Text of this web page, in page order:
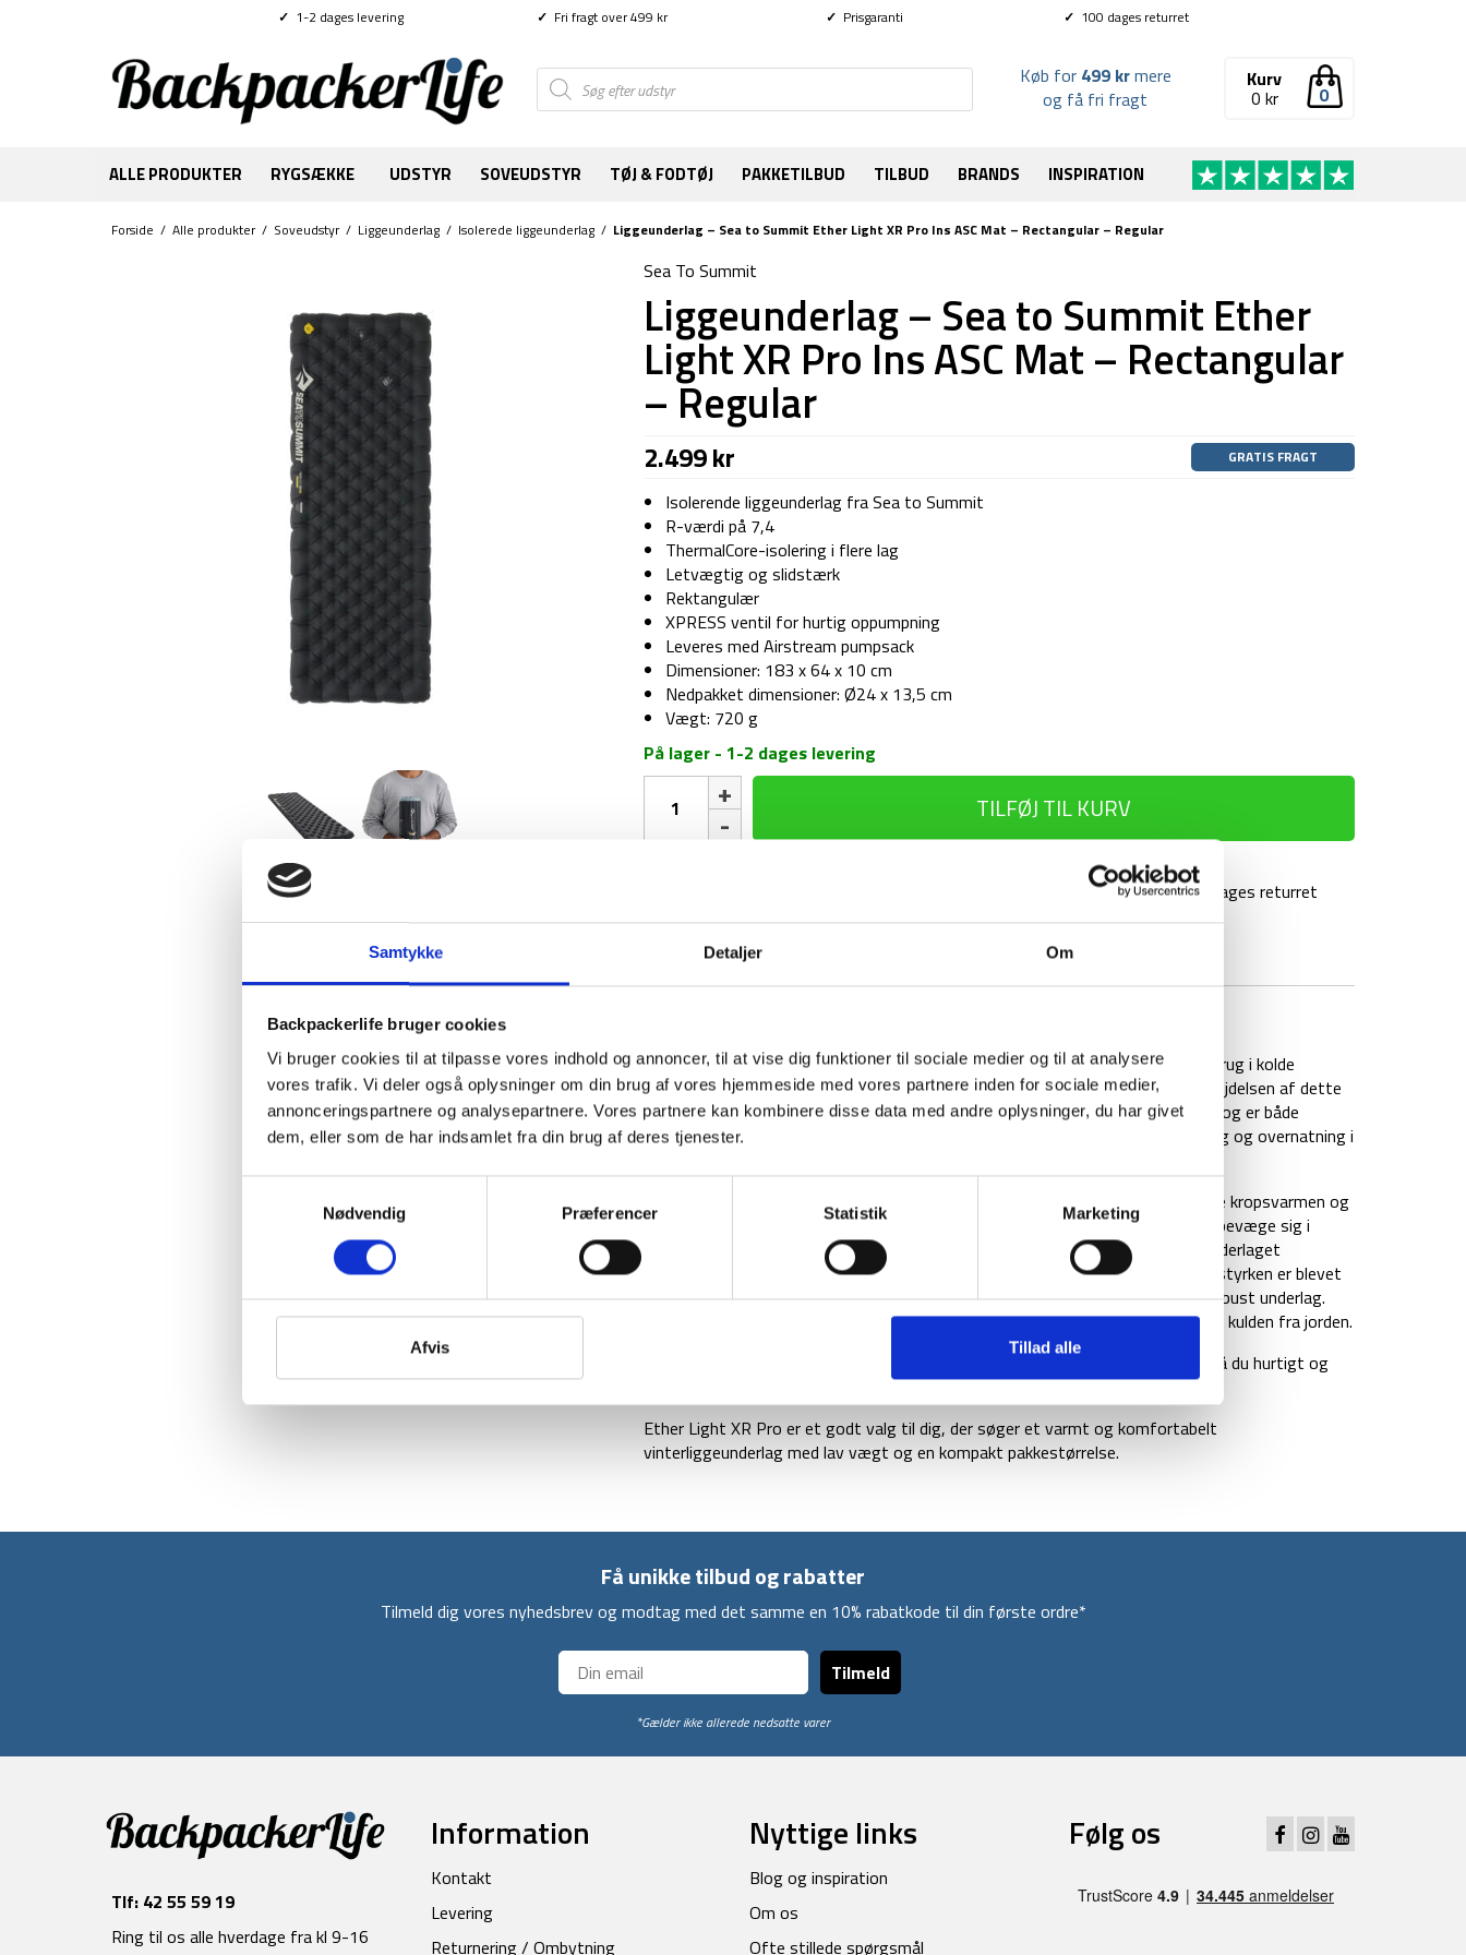
Samtykke Detaljer Om
Backpackerlife bruger cookies
Vi bruger cookies til at tilpasse vores indhold og annoncer, til at vise dig funktioner til sociale medier og til at analysere
vores trafik. Vi deler også oplysninger om din brug af vores hjemmeside med vores partnere inden for sociale medier,
annonceringspartnere og analysepartnere. Vores partnere kan kombinere disse data med andre oplysninger, du har givet
dem, eller som de har indsamlet fra din brug af deres tjenester.
Nødvendig
Præferencer Statistik Marketing
Afvis Tillad alle
✓ 1-2 dages levering ✓ Fri fragt over 499 kr ✓ Prisgaranti ✓ 100 dages returret
Products
search 0
Kurv
0 kr
Køb for 499 krmere
og få fri fragt
ALLE PRODUKTER RYGSÆKKE UDSTYR SOVEUDSTYR TØJ & FODTØJ PAKKETILBUD TILBUD BRANDS INSPIRATION
Forside / Alle produkter/ Soveudstyr/ Liggeunderlag / Isolerede liggeunderlag / Liggeunderlag – Sea to Summit Ether Light XR Pro Ins ASC Mat – Rectangular – Regular
Sea To Summit
Liggeunderlag – Sea to Summit Ether
Light XR Pro Ins ASC Mat – Rectangular
– Regular
2.499kr GRATIS FRAGT
Isolerende liggeunderlag fra Sea to Summit
R-værdi på 7,4
ThermalCore-isolering i flere lag
Letvægtig og slidstærk
Rektangulær
XPRESS ventil for hurtig oppumpning
Leveres med Airstream pumpsack
Dimensioner: 183 x 64 x 10 cm
Nedpakket dimensioner: Ø24 x 13,5 cm
Vægt: 720 g
På lager - 1-2 dages levering
Liggeunderlag
Sea
Light
Pro
Mat
-
Rectangular
-
Regular
antal
TILFØJ TIL KURV
100 dages returret
Ether Light XR Pro fra Sea to Summit er et isolerende liggeunderlag skabt til brug i kolde
forhold. Komfort, lav vægt og pakbarhed har været vigtige faktorer for udarbejdelsen af dette
liggeunderlag. Liggeunderlaget er en videreudvikling af Ether Light XR Extreme og er både
lettere, mere kompakt og bedre isolerende, hvilket gør den perfekt til vinterbrug og overnatning i
Liggeunderlaget er opbygget af flere lag ThermalCore-isolering, som reflektere kropsvarmen og
reducere kulde fra jorden. Konstruktionen modvirker samtidigt at kold luft kan bevæge sig i
liggeunderlagets luftkanaler, hvilket giver en bedre isoleringsevne, samt gør underlaget
komfortabel at sove på. Dette liggeunderlag har derfor en R-værdi på 7,4. Slidstyrken er blevet
forbedret. Med en kraftigere TPU-belægning på oversiden giver det et mere robust underlag.
Underlaget er 10 cm tykt, hvilket sikrer en god liggekomfort og god afstand til kulden fra jorden.
Liggeunderlaget leveres med en EXPRESS-ventil og en Airstream pumpsack, så du hurtigt og
nemt kan pumpe dit liggeunderlag op.
Ether Light XR Pro er et godt valg til dig, der søger et varmt og komfortabelt
vinterliggeunderlag med lav vægt og en kompakt pakkestørrelse.
Få unikke tilbud og rabatter
Tilmeld dig vores nyhedsbrev og modtag med det samme en 10% rabatkode til din første ordre*
Tilmeld
*Gælder ikke allerede nedsatte varer
Tlf: 42 55 59 19
Ring til os alle hverdage fra kl 9-16
Information
Kontakt
Levering
Returnering / Ombytning
Nyttige links
Blog og inspiration
Om os
Ofte stillede spørgsmål
Følg os